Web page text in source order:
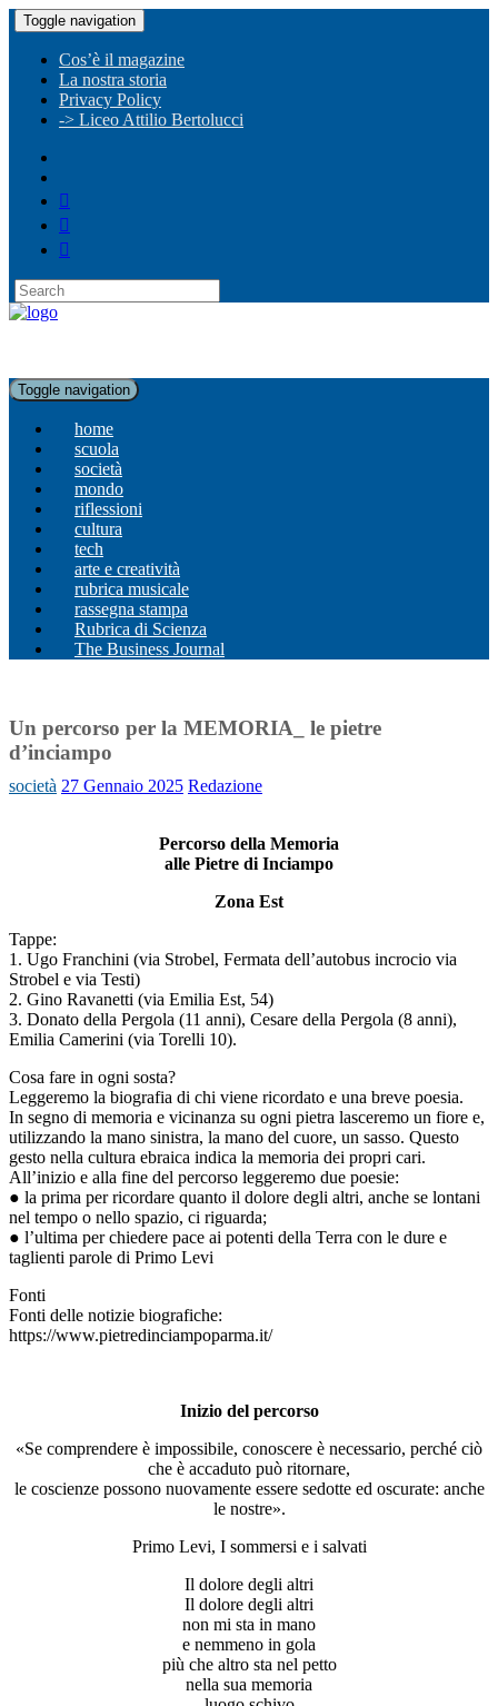
Toggle navigation
Cos’è il magazine
La nostra storia
Privacy Policy
-> Liceo Attilio Bertolucci
Toggle navigation
home
scuola
società
mondo
riflessioni
cultura
tech
arte e creatività
rubrica musicale
rassegna stampa
Rubrica di Scienza
The Business Journal
Un percorso per la MEMORIA_ le pietre
d’inciampo
società 27 Gennaio 2025 Redazione
Percorso della Memoria
alle Pietre di Inciampo
Zona Est
Tappe:
1. Ugo Franchini (via Strobel, Fermata dell’autobus incrocio via
Strobel e via Testi)
2. Gino Ravanetti (via Emilia Est, 54)
3. Donato della Pergola (11 anni), Cesare della Pergola (8 anni),
Emilia Camerini (via Torelli 10).
Cosa fare in ogni sosta?
Leggeremo la biografia di chi viene ricordato e una breve poesia.
In segno di memoria e vicinanza su ogni pietra lasceremo un fiore e,
utilizzando la mano sinistra, la mano del cuore, un sasso. Questo
gesto nella cultura ebraica indica la memoria dei propri cari.
All’inizio e alla fine del percorso leggeremo due poesie:
● la prima per ricordare quanto il dolore degli altri, anche se lontani
nel tempo o nello spazio, ci riguarda;
● l’ultima per chiedere pace ai potenti della Terra con le dure e
taglienti parole di Primo Levi
Fonti
Fonti delle notizie biografiche:
https://www.pietredinciampoparma.it/
Inizio del percorso
«Se comprendere è impossibile, conoscere è necessario, perché ciò
che è accaduto può ritornare,
le coscienze possono nuovamente essere sedotte ed oscurate: anche
le nostre».
Primo Levi, I sommersi e i salvati
Il dolore degli altri
Il dolore degli altri
non mi sta in mano
e nemmeno in gola
più che altro sta nel petto
nella sua memoria